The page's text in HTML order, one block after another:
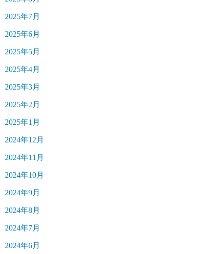
2025年7月
2025年6月
2025年5月
2025年4月
2025年3月
2025年2月
2025年1月
2024年12月
2024年11月
2024年10月
2024年9月
2024年8月
2024年7月
2024年6月